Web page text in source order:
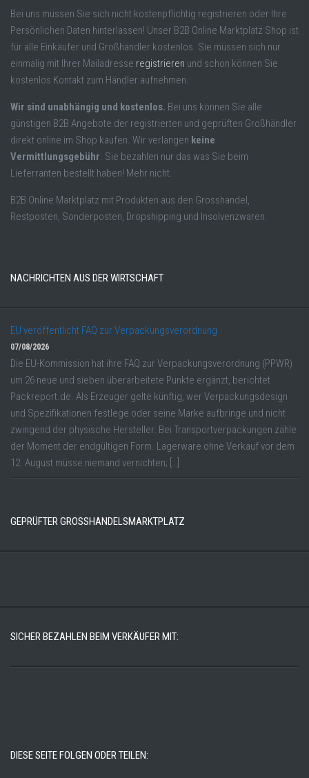
Bei uns müssen Sie sich nicht kostenpflichtig registrieren oder Ihre
Persönlichen Daten hinterlassen! Unser B2B Online Marktplatz Shop ist
für alle Einkäufer und Großhändler kostenlos. Sie müssen sich nur
einmalig mit Ihrer Mailadresse registrieren und schon können Sie
kostenlos Kontakt zum Händler aufnehmen.
Wir sind unabhängig und kostenlos. Bei uns können Sie alle
günstigen B2B Angebote der registrierten und geprüften Großhändler
direkt online im Shop kaufen. Wir verlangen keine
Vermittlungsgebühr. Sie bezahlen nur das was Sie beim
Lieferranten bestellt haben! Mehr nicht.
B2B Online Marktplatz mit Produkten aus den Grosshandel,
Restposten, Sonderposten, Dropshipping und Insolvenzwaren.
NACHRICHTEN AUS DER WIRTSCHAFT
EU veröffentlicht FAQ zur Verpackungsverordnung
07/08/2026
Die EU-Kommission hat ihre FAQ zur Verpackungsverordnung (PPWR)
um 26 neue und sieben überarbeitete Punkte ergänzt, berichtet
Packreport.de. Als Erzeuger gelte künftig, wer Verpackungsdesign
und Spezifikationen festlege oder seine Marke aufbringe und nicht
zwingend der physische Hersteller. Bei Transportverpackungen zähle
der Moment der endgültigen Form. Lagerware ohne Verkauf vor dem
12. August müsse niemand vernichten; […]
GEPRÜFTER GROSSHANDELSMARKTPLATZ
SICHER BEZAHLEN BEIM VERKÄUFER MIT:
DIESE SEITE FOLGEN ODER TEILEN: